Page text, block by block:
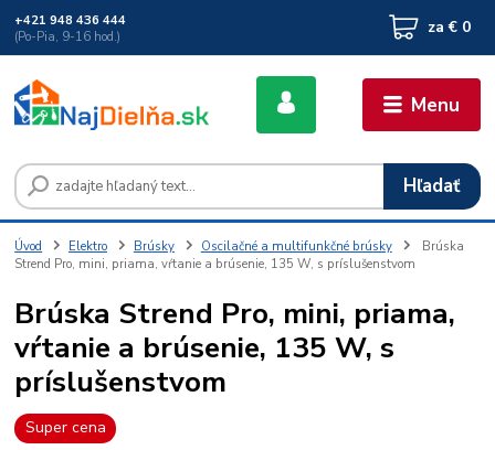
Menu
Hľadať
+421 948 436 444
(Po-Pia, 9-16 hod.)
za € 0
Úvod Elektro Brúsky Oscilačné a multifunkčné brúsky
Brúska
Strend Pro, mini, priama, vŕtanie a brúsenie, 135 W, s príslušenstvom
Brúska Strend Pro, mini, priama,
vŕtanie a brúsenie, 135 W, s
príslušenstvom
Super cena